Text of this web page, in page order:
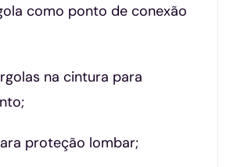
como ponto de conexão
na cintura para
proteção lombar;